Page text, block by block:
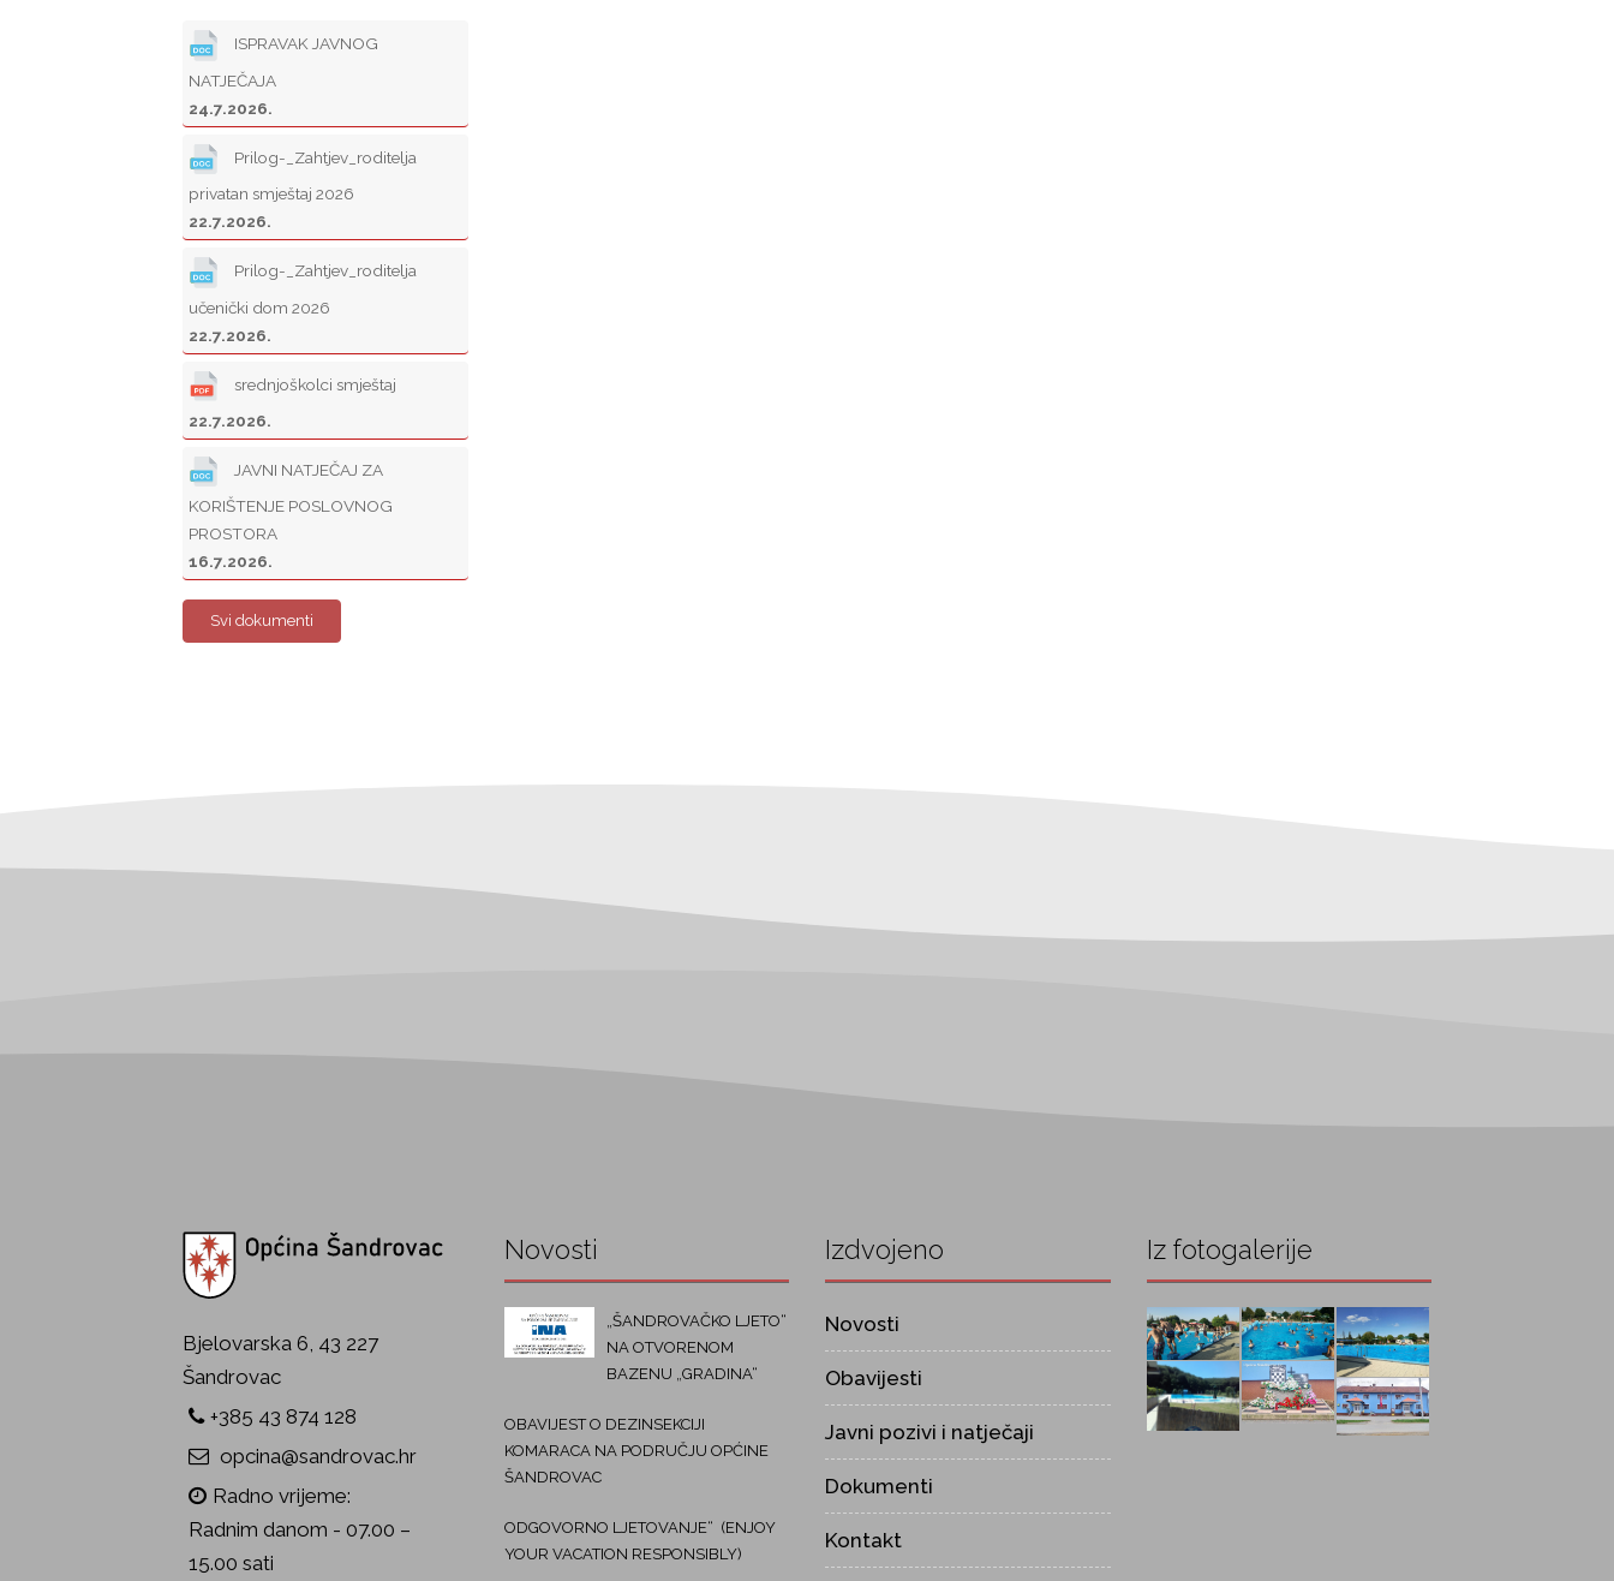
ISPRAVAK JAVNOG
NATJEČAJA
24.7.2026.
Prilog-_Zahtjev_roditelja
privatan smještaj 2026
22.7.2026.
Prilog-_Zahtjev_roditelja
učenički dom 2026
22.7.2026.
srednjoškolci smještaj
22.7.2026.
JAVNI NATJEČAJ ZA
KORIŠTENJE POSLOVNOG
PROSTORA
16.7.2026.
Svi dokumenti
Bjelovarska 6, 43 227
Šandrovac
+385 43 874 128
opcina@sandrovac.hr
Radno vrijeme:
Radnim danom - 07.00 –
15.00 sati
Novosti
„ŠANDROVAČKO LJETO“
NA OTVORENOM
BAZENU „GRADINA“
OBAVIJEST O DEZINSEKCIJI
KOMARACA NA PODRUČJU OPĆINE
ŠANDROVAC
ODGOVORNO LJETOVANJE“ (ENJOY
YOUR VACATION RESPONSIBLY)
Izdvojeno
Novosti
Obavijesti
Javni pozivi i natječaji
Dokumenti
Kontakt
Iz fotogalerije